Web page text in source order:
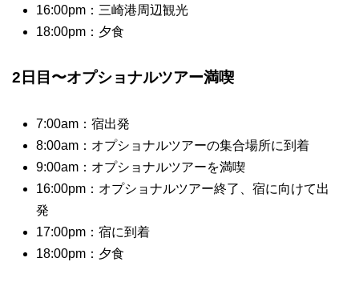
16:00pm：三崎港周辺観光
18:00pm：夕食
2日目〜オプショナルツアー満喫
7:00am：宿出発
8:00am：オプショナルツアーの集合場所に到着
9:00am：オプショナルツアーを満喫
16:00pm：オプショナルツアー終了、宿に向けて出
発
17:00pm：宿に到着
18:00pm：夕食